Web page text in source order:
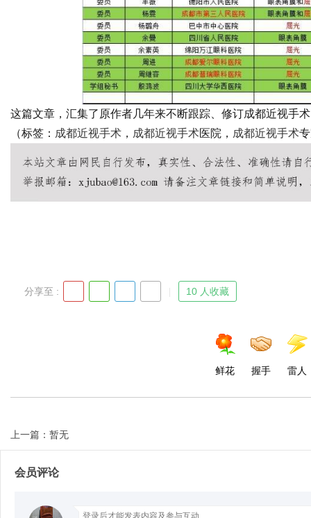
这篇文章，汇集了原作者几年来不断跟踪、修订成都近视手
（标签： 成都近视手术 ， 成都近视手术医院， 成都近视手术
分享至 : 10 人收藏
鲜花 握手 雷人
上一篇：暂无
会员评论